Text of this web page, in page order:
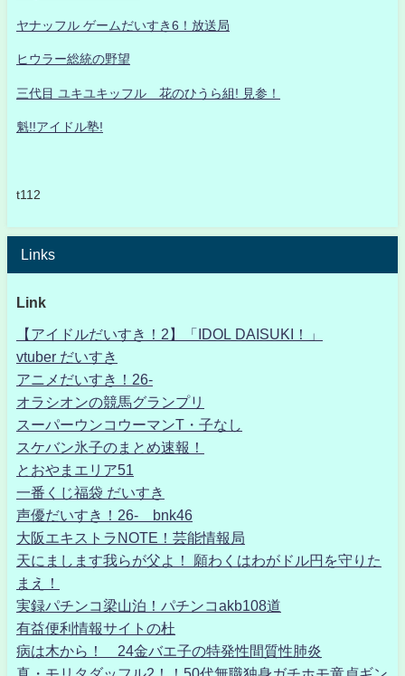
ヤナッフル ゲームだいすき6！放送局
ヒウラー総統の野望
三代目 ユキユキッフル 花のひうら組! 見参！
魁!!アイドル塾!
t112
Links
Link
【アイドルだいすき！2】「IDOL DAISUKI！」
vtuber だいすき
アニメだいすき！26-
オラシオンの競馬グランプリ
スーパーウンコウーマンT・子なし
スケバン氷子のまとめ速報！
とおやまエリア51
一番くじ福袋 だいすき
声優だいすき！26- bnk46
大阪エキストラNOTE！芸能情報局
天にまします我らが父よ！ 願わくはわがドル円を守りた
まえ！
実録パチンコ梁山泊！パチンコakb108道
有益便利情報サイトの杜
病は木から！ 24金バエ子の特発性間質性肺炎